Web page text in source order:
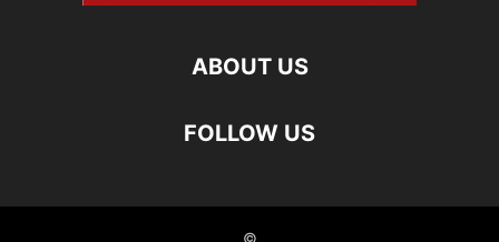
ABOUT US
FOLLOW US
©